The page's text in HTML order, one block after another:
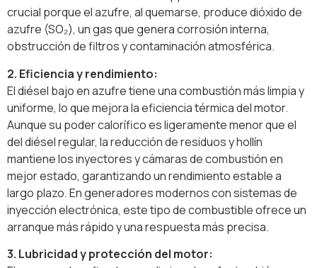
crucial porque el azufre, al quemarse, produce dióxido de
azufre (SO₂), un gas que genera corrosión interna,
obstrucción de filtros y contaminación atmosférica.
2. Eficiencia y rendimiento:
El diésel bajo en azufre tiene una combustión más limpia y
uniforme, lo que mejora la eficiencia térmica del motor.
Aunque su poder calorífico es ligeramente menor que el
del diésel regular, la reducción de residuos y hollín
mantiene los inyectores y cámaras de combustión en
mejor estado, garantizando un rendimiento estable a
largo plazo. En generadores modernos con sistemas de
inyección electrónica, este tipo de combustible ofrece un
arranque más rápido y una respuesta más precisa.
3. Lubricidad y protección del motor: